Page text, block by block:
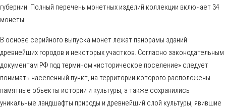
губернии. Полный перечень монетных изделий коллекции включает 34
монеты.
В основе серийного выпуска монет лежат панорамы зданий
древнейших городов и некоторых участков. Согласно законодательным
документам РФ под термином «историческое поселение» следует
понимать населенный пункт, на территории которого расположены
памятные объекты истории и культуры, а также сохранились
уникальные ландшафты природы и древнейший слой культуры, явившие